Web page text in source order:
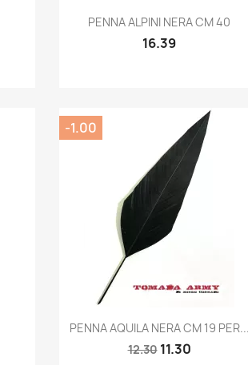
Quick view
PENNA ALPINI NERA CM 40
16.39
Quick view
PENNA AQUILA NERA CM 19 PER...
12.30 11.30
-1.00